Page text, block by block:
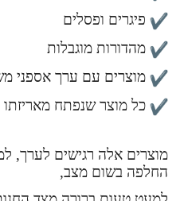
פיגרים ופסלים
מהדורות מוגבלות
מוצרים עם ערך אספני
כל מוצר שנפתח מאריזתו
מוצרים אלה רגישים לערך,
החלפה בשום מצב,